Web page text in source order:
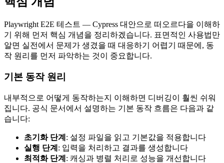
Playwright E2E 테스트 — Cypress 대안으로 떠오르다을 이해하
기 위해 먼저 핵심 개념을 정리하겠습니다. 표면적인 사용법만
알면 실전에서 문제가 생겼을 때 대응하기 어렵기 때문에, 동
작 원리를 먼저 파악하는 것이 중요합니다.
기본 동작 원리
내부적으로 어떻게 동작하는지 이해하면 디버깅이 훨씬 쉬워
집니다. 공식 문서에서 설명하는 기본 동작 흐름은 다음과 같
습니다:
초기화 단계 : 설정 파일을 읽고 기본값을 적용합니다
실행 단계 : 입력을 처리하고 결과를 생성합니다
최적화 단계 : 캐싱과 병렬 처리로 성능을 개선합니다